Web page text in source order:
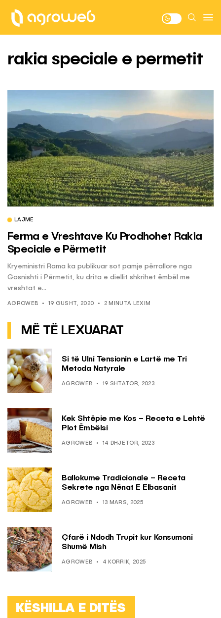
rakia speciale e permetit
LAJME
Ferma e Vreshtave Ku Prodhohet Rakia
Speciale e Përmetit
Kryeministri Rama ka publikuar sot pamje përrallore nga
Gosnishti i Përmetit, ku drita e diellit shkrihet ëmbël me
vreshtat e...
AGROWEB 19 GUSHT, 2020 2 MINUTA LEXIM
MË TË LEXUARAT
Si të Ulni Tensionin e Lartë me Tri
Metoda Natyrale
AGROWEB 19 SHTATOR, 2023
Kek Shtëpie me Kos – Receta e Lehtë
Plot Ëmbëlsi
AGROWEB 14 DHJETOR, 2023
Ballokume Tradicionale – Receta
Sekrete nga Nënat E Elbasanit
AGROWEB 13 MARS, 2025
Çfarë i Ndodh Trupit kur Konsumoni
Shumë Mish
AGROWEB 4 KORRIK, 2025
KËSHILLA E DITËS